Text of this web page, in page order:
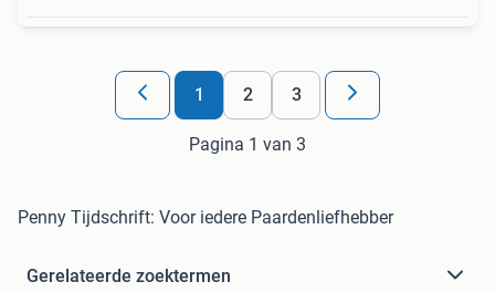
1 2 3
Pagina 1 van 3
Penny Tijdschrift: Voor iedere Paardenliefhebber
Gerelateerde zoektermen